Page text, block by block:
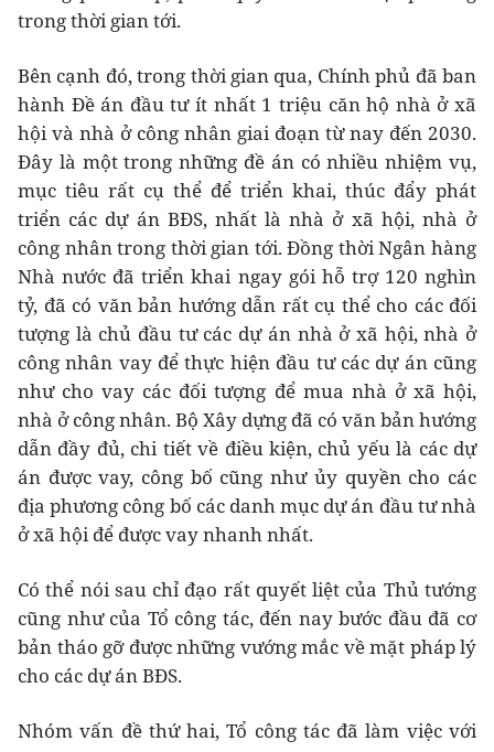
trong thời gian tới.
Bên cạnh đó, trong thời gian qua, Chính phủ đã ban
hành Đề án đầu tư ít nhất 1 triệu căn hộ nhà ở xã
hội và nhà ở công nhân giai đoạn từ nay đến 2030.
Đây là một trong những đề án có nhiều nhiệm vụ,
mục tiêu rất cụ thể để triển khai, thúc đẩy phát
triển các dự án BĐS, nhất là nhà ở xã hội, nhà ở
công nhân trong thời gian tới. Đồng thời Ngân hàng
Nhà nước đã triển khai ngay gói hỗ trợ 120 nghìn
tỷ, đã có văn bản hướng dẫn rất cụ thể cho các đối
tượng là chủ đầu tư các dự án nhà ở xã hội, nhà ở
công nhân vay để thực hiện đầu tư các dự án cũng
như cho vay các đối tượng để mua nhà ở xã hội,
nhà ở công nhân. Bộ Xây dựng đã có văn bản hướng
dẫn đầy đủ, chi tiết về điều kiện, chủ yếu là các dự
án được vay, công bố cũng như ủy quyền cho các
địa phương công bố các danh mục dự án đầu tư nhà
ở xã hội để được vay nhanh nhất.
Có thể nói sau chỉ đạo rất quyết liệt của Thủ tướng
cũng như của Tổ công tác, đến nay bước đầu đã cơ
bản tháo gỡ được những vướng mắc về mặt pháp lý
cho các dự án BĐS.
Nhóm vấn đề thứ hai, Tổ công tác đã làm việc với